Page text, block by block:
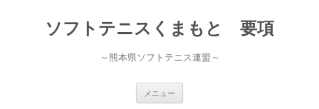
ソフトテニスくまもと 要項
～熊本県ソフトテニス連盟～
メニュー